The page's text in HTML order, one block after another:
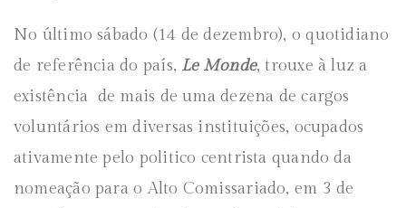
No último sábado (14 de dezembro), o quotidiano
de referência do país, Le Monde, trouxe à luz a
existência de mais de uma dezena de cargos
voluntários em diversas instituições, ocupados
ativamente pelo politico centrista quando da
nomeação para o Alto Comissariado, em 3 de